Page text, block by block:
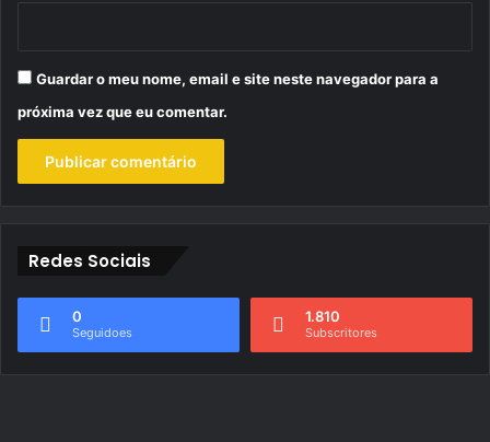
Guardar o meu nome, email e site neste navegador para a
próxima vez que eu comentar.
Redes Sociais
0
Seguidoes
1.810
Subscritores